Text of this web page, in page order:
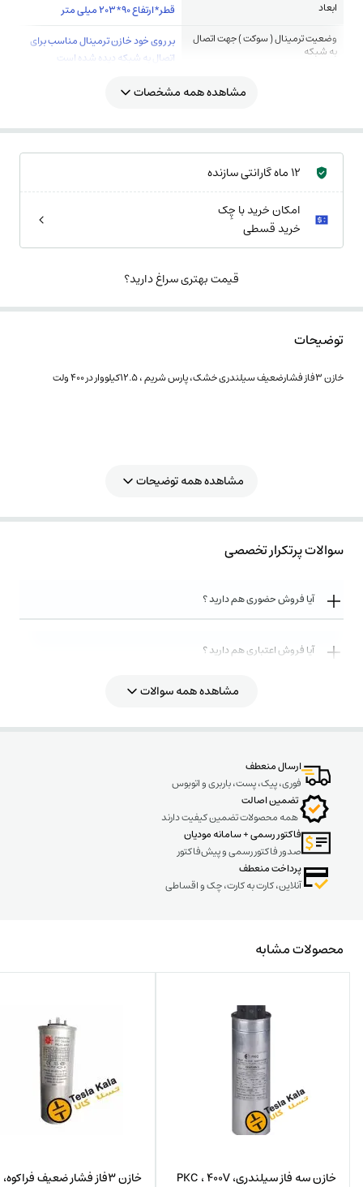
ابعاد
قطر*ارتفاع 90*203 میلی متر
وضعیت ترمینال ( سوکت ) جهت اتصال
به شبکه
بر روی خود خازن ترمینال مناسب برای
اتصال به شبکه دیده شده است
مشاهده همه مشخصات
12 ماه گارانتی سازنده
امکان خرید با چِک
خرید قسطی
قیمت بهتری سراغ دارید؟
توضیحات
خازن 3فاز فشارضعیف سیلندری خشک، پارس شریم ، 12.5کیلووار در 400 ولت
مشاهده همه توضیحات
سوالات پرتکرار تخصصی
آیا فروش حضوری هم دارید ؟
آیا فروش اعتباری هم دارید ؟
روش های ارسال کالا به چه صورت میباشد ؟
مشاهده همه سوالات
ارسال منعطف
فوری، پیک، پست، باربری و اتوبوس
تضمین اصالت
همه محصولات تضمین کیفیت دارند
فاکتور رسمی + سامانه مودیان
صدور فاکتور رسمی و پیش‌فاکتور
پرداخت منعطف
آنلاین، کارت به کارت، چک و اقساطی
محصولات مشابه
خازن سه فاز سیلندری، PKC ، 400V